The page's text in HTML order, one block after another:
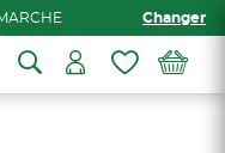
Changer